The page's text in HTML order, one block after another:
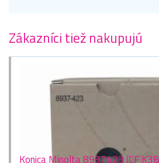
Zákazníci tiež nakupujú
Konica Minolta 8937423 (CF